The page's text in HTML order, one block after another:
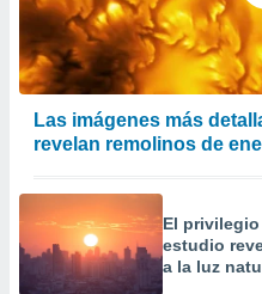
Las imágenes más
revelan remolinos de
El
estudio
a la luz